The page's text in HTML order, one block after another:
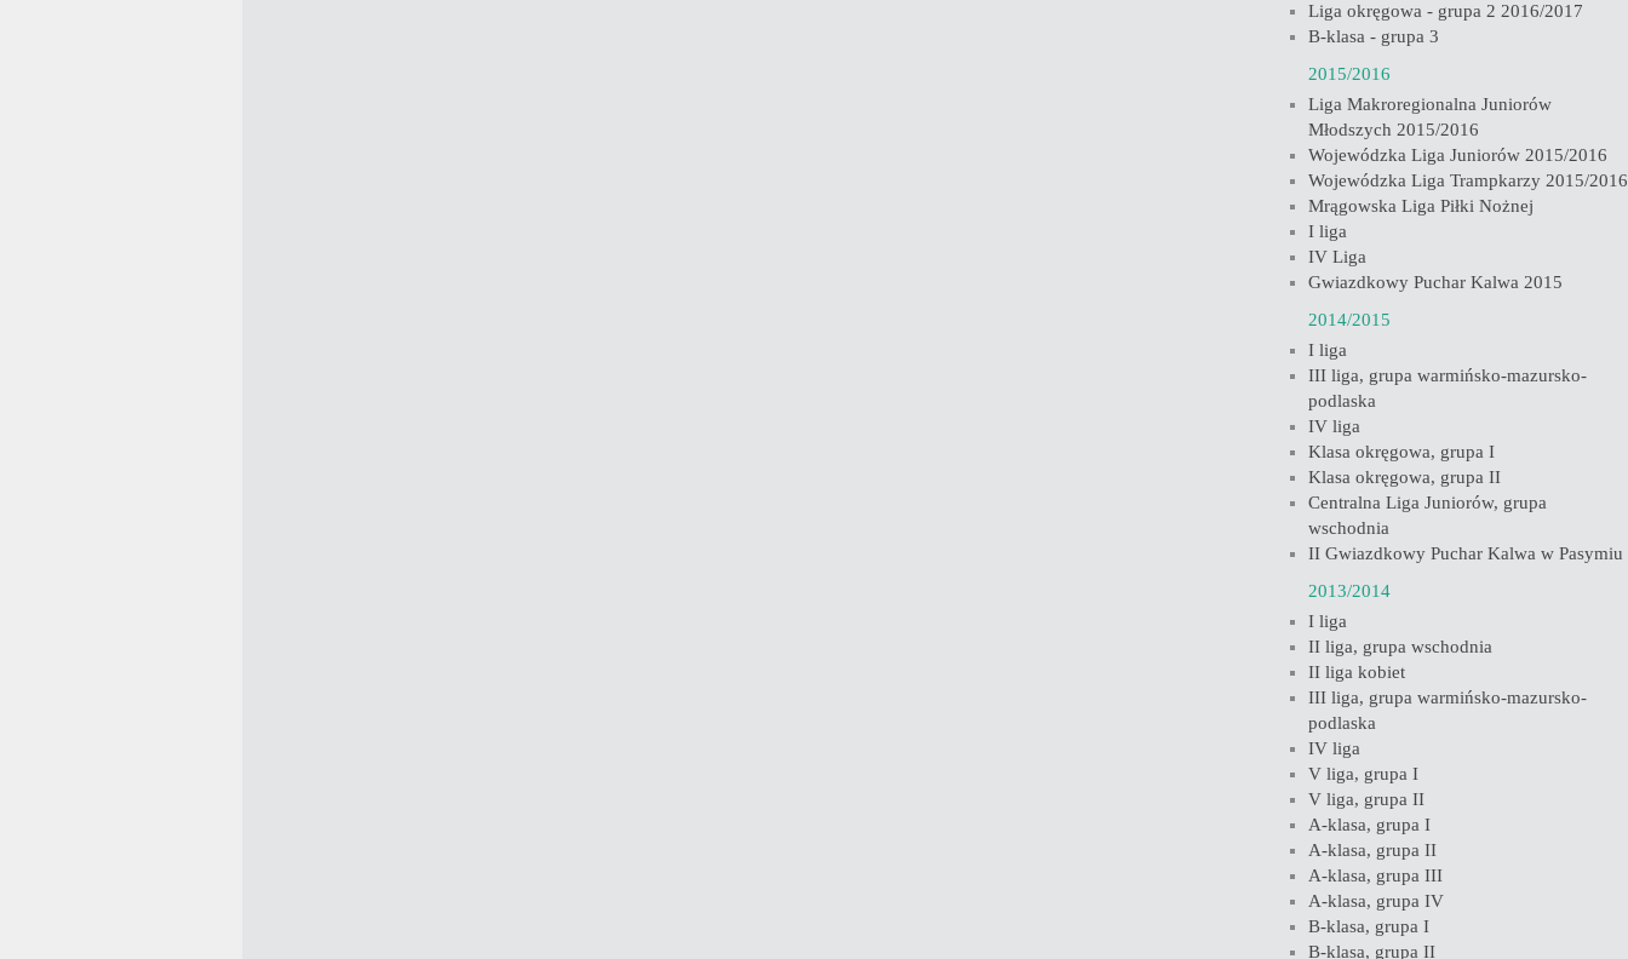
Liga okręgowa - grupa 2 2016/2017
B-klasa - grupa 3
2015/2016
Liga Makroregionalna Juniorów
Młodszych 2015/2016
Wojewódzka Liga Juniorów 2015/2016
Wojewódzka Liga Trampkarzy 2015/2016
Mrągowska Liga Piłki Nożnej
I liga
IV Liga
Gwiazdkowy Puchar Kalwa 2015
2014/2015
I liga
III liga, grupa warmińsko-mazursko-
podlaska
IV liga
Klasa okręgowa, grupa I
Klasa okręgowa, grupa II
Centralna Liga Juniorów, grupa
wschodnia
II Gwiazdkowy Puchar Kalwa w Pasymiu
2013/2014
I liga
II liga, grupa wschodnia
II liga kobiet
III liga, grupa warmińsko-mazursko-
podlaska
IV liga
V liga, grupa I
V liga, grupa II
A-klasa, grupa I
A-klasa, grupa II
A-klasa, grupa III
A-klasa, grupa IV
B-klasa, grupa I
B-klasa, grupa II